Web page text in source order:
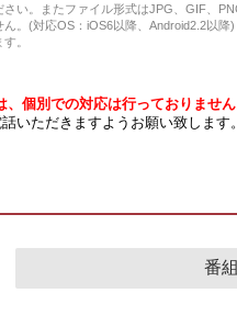
い。またファイル形式はJPG、GIF、
。(対応OS：iOS6以降、Android2.2以降)
。
個別での対応は行っておりません
いただきますようお願い致します。
番